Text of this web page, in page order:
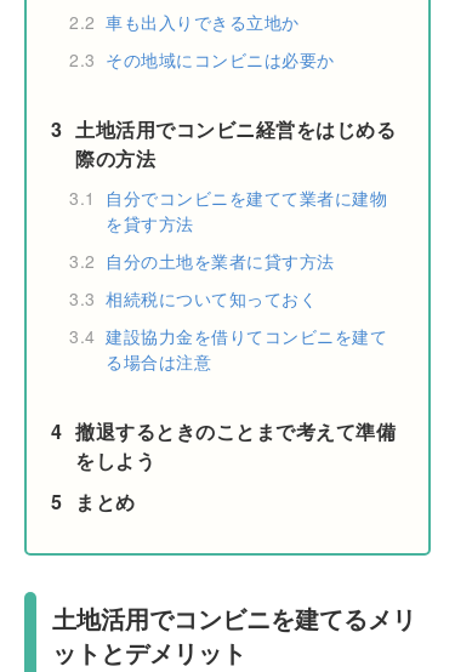
2.2 車も出入りできる立地か
2.3 その地域にコンビニは必要か
3 土地活用でコンビニ経営をはじめる
際の方法
3.1
自分でコンビニを建てて業者に建物
を貸す方法
3.2 自分の土地を業者に貸す方法
3.3 相続税について知っておく
3.4 建設協力金を借りてコンビニを建て
る場合は注意
4 撤退するときのことまで考えて準備
をしよう
5
まとめ
土地活用でコンビニを建てるメリ
ットとデメリット